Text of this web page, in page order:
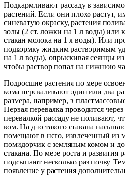
Подкармливают рассаду в
растений. Если они плохо растут,
синеватую окраску, растения
золы (2 ст. ложки на 1 л воды) или
стакан молока на 1 л воды). Или
подкормку жидким растворимым
на 1 л воды), опрыскивая сеянцы из
чтобы раствор попал на нижнюю
Подросшие растения по мере
кома переваливают один или два
размера, например, в
Первая перевалка проводится
перевалкой рассаду не поливают,
ком. На дно такого стакана
помещают в него, извлеченный из
помидорчик с земляным комом и
стакана. По мере роста и развития
подсыпают несколько раз почву.
появление у растения